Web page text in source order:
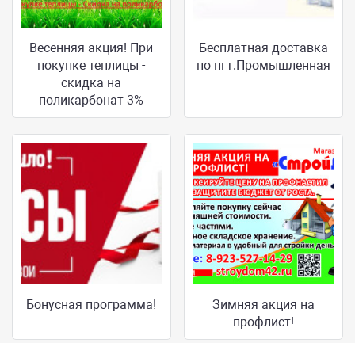
Весенняя акция! При
покупке теплицы -
скидка на
поликарбонат 3%
Бесплатная доставка
по пгт.Промышленная
Бонусная программа!
Зимняя акция на
профлист!